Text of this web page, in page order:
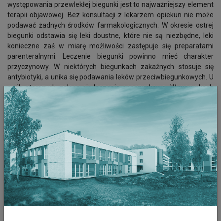
występowania przewlekłej biegunki jest to najważniejszy element
terapii objawowej. Bez konsultacji z lekarzem opiekun nie może
podawać żadnych środków farmakologicznych. W okresie ostrej
biegunki odstawia się leki doustne, które nie są niezbędne, leki
konieczne zaś w miarę możliwości zastępuje się preparatami
parenteralnymi. Leczenie biegunki powinno mieć charakter
przyczynowy. W niektórych biegunkach zakaźnych stosuje się
antybiotyki, a unika się podawania leków przeciwbiegunkowych. U
osób starszych zaleca się leczenie spoczynkowe. W warunkach
domowych biegunkę można leczyć także dietą. Układając dietę
przy biegunce u starszej osoby, w pierwszej kolejności należy
wyeliminować produkty ciężkostrawne. Zazwyczaj przez
pierwsze 24 godziny podawane są doustnie jedynie płyny.
Wprowadzenie diety lekkostrawnej pomoże nam się
zregenerować i przywrócić naturalną mikroflorę przewodu
pokarmowego. Przy biegunce nie powinno się spożywać potraw
tłustych, wśród produktów zakazanych znajdują się również:
produkty pełnoziarniste w tym pieczywo, kasze oraz płatki
owsiane,
ostre przyprawy,